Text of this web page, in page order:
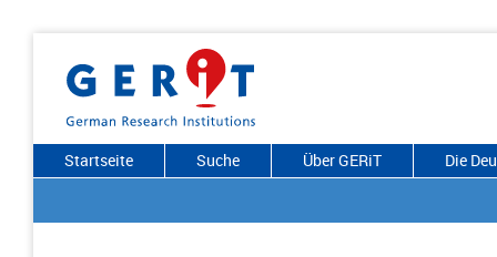
Startseite Suche Über GERiT Die